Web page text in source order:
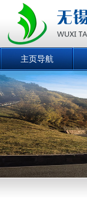
主页导航